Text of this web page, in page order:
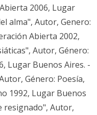
2006, Lugar
alma", Autor, Genero:
Abierta 2002,
Autor, Género:
Lugar Buenos Aires. -
Género: Poesía,
1992, Lugar Buenos
resignado", Autor,